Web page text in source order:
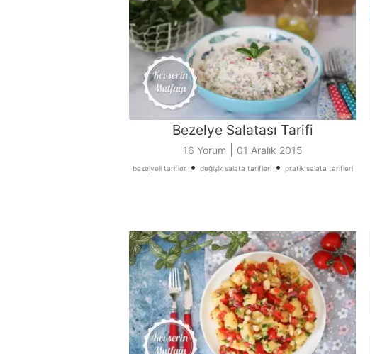
Bezelye Salatası Tarifi
16 Yorum 01 Aralık 2015
bezelyeli tarifler• değişik salata tarifleri• pratik salata tarifleri